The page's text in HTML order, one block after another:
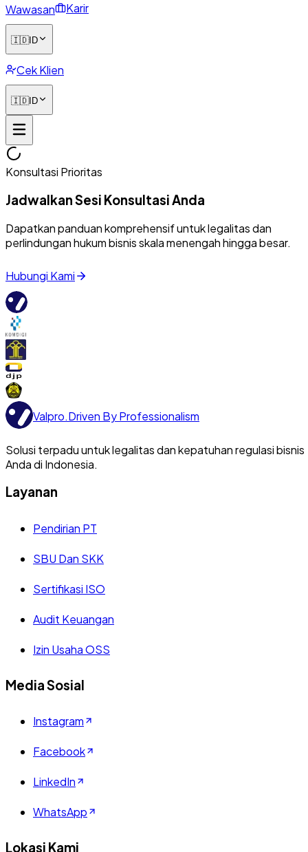
Wawasan
Karir
🇮🇩ID
Cek Klien
🇮🇩ID
Konsultasi Prioritas
Jadwalkan Sesi Konsultasi Anda
Dapatkan panduan komprehensif untuk legalitas dan
perlindungan hukum bisnis skala menengah hingga besar.
Hubungi Kami
Valpro.Driven By Professionalism
Solusi terpadu untuk legalitas dan kepatuhan regulasi bisnis
Anda di Indonesia.
Layanan
Pendirian PT
SBU Dan SKK
Sertifikasi ISO
Audit Keuangan
Izin Usaha OSS
Media Sosial
Instagram
Facebook
LinkedIn
WhatsApp
Lokasi Kami